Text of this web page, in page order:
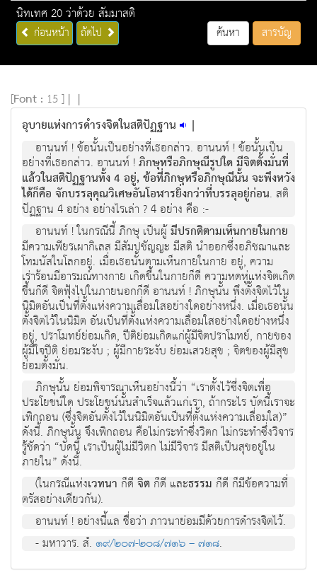
นิทเทศ 20 ว่าด้วย สัมมาสติ
ก่อนหน้า ถัดไป ค้นหา สารบัญ
[Font : 15 ] | |
อุบายแห่งการดำรงจิตในสติปัฏฐาน |
อานนท์ ! ข้อนั้นเป็นอย่างที่เธอกล่าว. อานนท์ ! ข้อนั้นเป็น
อย่างที่เธอกล่าว. อานนท์ !ภิกษุหรือภิกษุณีรูปใด มีจิตตั้งมั่นที่
แล้วในสติปัฏฐานทั้ง 4 อยู่, ข้อที่ภิกษุหรือภิกษุณีนั้น จะพึงหวัง
ได้ก็คือ จักบรรลุคุณวิเศษอันโอฬารยิ่งกว่าที่บรรลุอยู่ก่อน. สติ
ปัฏฐาน 4 อย่าง อย่างไรเล่า ? 4 อย่าง คือ :-
อานนท์ ! ในกรณีนี้ ภิกษุ เป็นผู้มีปรกติตามเห็นกายในกาย
มีความเพียรเผากิเลส มีสัมปชัญญะ มีสติ นำออกซึ่งอภิชฌาและ
โทมนัสในโลกอยู่. เมื่อเธอนั้นตามเห็นกายในกาย อยู่, ความ
เร่าร้อนมีอารมณ์ทางกาย เกิดขึ้นในกายก็ดี ความหดหู่แห่งจิตเกิด
ขึ้นก็ดี จิตฟุ้งไปในภายนอกก็ดี อานนท์ ! ภิกษุนั้น พึงตั้งจิตไว้ใน
นิมิตอันเป็นที่ตั้งแห่งความเลื่อมใสอย่างใดอย่างหนึ่ง. เมื่อเธอนั้น
ตั้งจิตไว้ในนิมิต อันเป็นที่ตั้งแห่งความเลื่อมใสอย่างใดอย่างหนึ่ง
อยู่, ปราโมทย์ย่อมเกิด, ปีติย่อมเกิดแก่ผู้มีจิตปราโมทย์, กายของ
ผู้มีใจปีติ ย่อมระงับ ; ผู้มีกายระงับ ย่อมเสวยสุข ; จิตของผู้มีสุข
ย่อมตั้งมั่น.
ภิกษุนั้น ย่อมพิจารณาเห็นอย่างนี้ว่า “เราตั้งไว้ซึ่งจิตเพื่อ
ประโยชน์ใด ประโยชน์นั้นสำเร็จแล้วแก่เรา, ถ้ากระไร บัดนี้เราจะ
เพิกถอน (ซึ่งจิตอันตั้งไว้ในนิมิตอันเป็นที่ตั้งแห่งความเลื่อมใส)”
ดังนี้. ภิกษุนั้น จึงเพิกถอน คือไม่กระทำซึ่งวิตก ไม่กระทำซึ่งวิจาร
รู้ชัดว่า “บัดนี้ เราเป็นผู้ไม่มีวิตก ไม่มีวิจาร มีสติเป็นสุขอยู่ใน
ภายใน” ดังนี้.
(ในกรณีแห่งเวทนา ก็ดีจิต ก็ดี และธรรม ก็ดี ก็มีข้อความที่
ตรัสอย่างเดียวกัน).
อานนท์ ! อย่างนี้แล ชื่อว่า ภาวนาย่อมมีด้วยการดำรงจิตไว้.
- มหาวาร. สํ.๑๙/๒๐๗-๒๐๘/๗๑๖ – ๗๑๘.